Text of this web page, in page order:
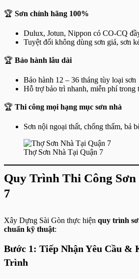
🏆 Sơn chính hãng 100%
Dulux, Jotun, Nippon có CO-CQ
Tuyệt đối không dùng sơn giả, sơn
🏆 Bảo hành lâu dài
Bảo hành 12 – 36 tháng tùy loại sơn
Hỗ trợ bảo trì nhanh, miễn phí trong
🏆 Thi công mọi hạng mục sơn nhà
Sơn nội ngoại thất, chống thấm, bả
Thợ Sơn Nhà Tại Quận 7
Quy Trình Thi Công
7
Xây Dựng Sài Gòn thực hiện quy trình
chuẩn kỹ thuật:
Bước 1: Tiếp Nhận Yêu Cầu &
Trình